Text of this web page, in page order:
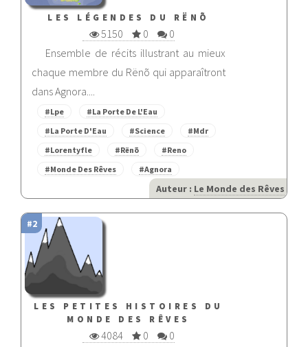
LES LÉGENDES DU RËNÕ
5150 0
0
Ensemble de récits illustrant au mieux
chaque membre du Rënõ qui apparaîtront
dans Agnora....
#Lpe
#La Porte De L'Eau
#La Porte D'Eau
#Science
#Mdr
#Lorentyfle
#Rënõ
#Reno
#Monde Des Rêves
#Agnora
Auteur : Le Monde des Rêves
#2
LES PETITES HISTOIRES DU
MONDE DES RÊVES
4084 0
0